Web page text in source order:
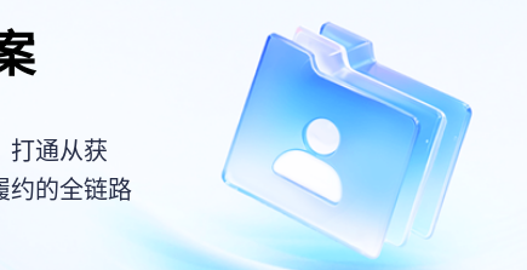
打通从获
约的全链路